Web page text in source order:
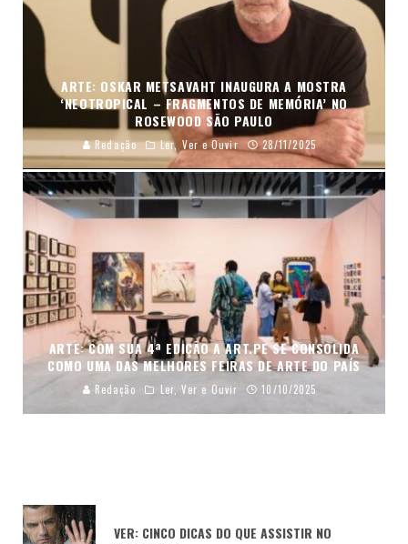
ARTE: OSKAR METSAVAHT INAUGURA A MOSTRA
‘NEOTROPICAL – FRAGMENTOS DE MEMÓRIA’ NO
ROSEWOOD SÃO PAULO
Redação Ler, Ver e Ouvir 28/11/2025
ARTE: COM SUA 4ª EDIÇÃO A ART.PE SE CONSOLIDA
COMO UMA DAS MELHORES FEIRAS DE ARTE DO PAÍS
Redação Ler, Ver e Ouvir 10/10/2025
VER: CINCO DICAS DO QUE ASSISTIR NO